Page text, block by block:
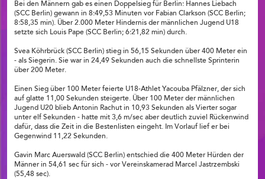
Bei den Männern gab es einen Doppelsieg für Berlin: Hannes Liebach
(SCC Berlin) gewann in 8:49,53 Minuten vor Fabian Clarkson (SCC Berlin;
8:58,35 min). Über 2.000 Meter Hindernis der männlichen Jugend U18
setzte sich Louis Pape (SCC Berlin; 6:21,82 min) durch.
Svea Köhrbrück (SCC Berlin) stieg in 56,15 Sekunden über 400 Meter ein
- als Siegerin. Sie war in 24,49 Sekunden auch die schnellste Sprinterin
über 200 Meter.
Einen Sieg über 100 Meter feierte U18-Athlet Yacouba Pfälzner, der sich
auf glatte 11,00 Sekunden steigerte. Über 100 Meter der männlichen
Jugend U20 blieb Antonin Rachut in 10,93 Sekunden als Vierter sogar
unter elf Sekunden - hatte mit 3,6 m/sec aber deutlich zuviel Rückenwind
dafür, dass die Zeit in die Bestenlisten eingeht. Im Vorlauf lief er bei
Gegenwind 11,22 Sekunden.
Gavin Marc Auerswald (SCC Berlin) entschied die 400 Meter Hürden der
Männer in 54,61 sec für sich - vor Vereinskamerad Marcel Jastrzembski
(55,48 sec).